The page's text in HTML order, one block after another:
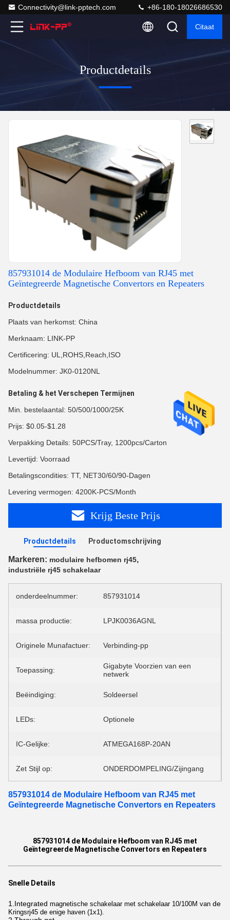
Connectivity@link-pptech.com +86-180-18026686530
Citaat
Productdetails
857931014 de Modulaire Hefboom van RJ45 met
Geïntegreerde Magnetische Convertors en Repeaters
Productdetails
Plaats van herkomst: China
Merknaam: LINK-PP
Certificering: UL,ROHS,Reach,ISO
Modelnummer: JK0-0120NL
Betaling & het Verschepen Termijnen
Min. bestelaantal: 50/500/1000/25K
Prijs: $0.05-$1.28
Verpakking Details: 50PCS/Tray, 1200pcs/Carton
Levertijd: Voorraad
Betalingscondities: TT, NET30/60/90-Dagen
Levering vermogen: 4200K-PCS/Month
Krijg Beste Prijs
Productdetails Productomschrijving
Markeren: modulaire hefbomen rj45,
industriële rj45 schakelaar
onderdeelnummer: 857931014
massa productie: LPJK0036AGNL
Originele Munafactuer: Verbinding-pp
Toepassing:
Gigabyte Voorzien van een
netwerk
Beëindiging: Soldeersel
LEDs: Optionele
IC-Gelijke: ATMEGA168P-20AN
Zet Stijl op: ONDERDOMPELING/Zijingang
857931014 de Modulaire Hefboom van RJ45 met
Geïntegreerde Magnetische Convertors en Repeaters
857931014 de Modulaire Hefboom van RJ45 met
Geïntegreerde Magnetische Convertors en Repeaters
Snelle Details
1.Integrated magnetische schakelaar met schakelaar 10/100M van de
Kringsrj45 de enige haven (1x1).